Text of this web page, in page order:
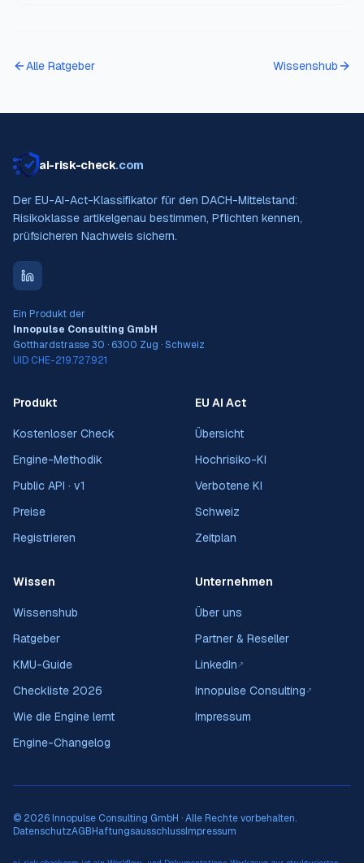
Alle Ratgeber Wissenshub
ai-risk-check.com
Der EU-AI-Act-Klassifikator für den DACH-Mittelstand:
Risikoklasse artikelgenau bestimmen, Pflichten kennen,
prüfsicheren Nachweis sichern.
Ein Produkt der
Innopulse Consulting GmbH
Gotthardstrasse 30 · 6300 Zug · Schweiz
UID CHE-219.727.921
Produkt
Kostenloser Check
Engine-Methodik
Public API · v1
Preise
Registrieren
EU AI Act
Übersicht
Hochrisiko-KI
Verbotene KI
Schweiz
Zeitplan
Wissen
Wissenshub
Ratgeber
KMU-Guide
Checkliste 2026
Wie die Engine lernt
Engine-Changelog
Unternehmen
Über uns
Partner & Reseller
LinkedIn ↗
Innopulse Consulting ↗
Impressum
© 2026 Innopulse Consulting GmbH · Alle Rechte vorbehalten.
DatenschutzAGBHaftungsausschlussImpressum